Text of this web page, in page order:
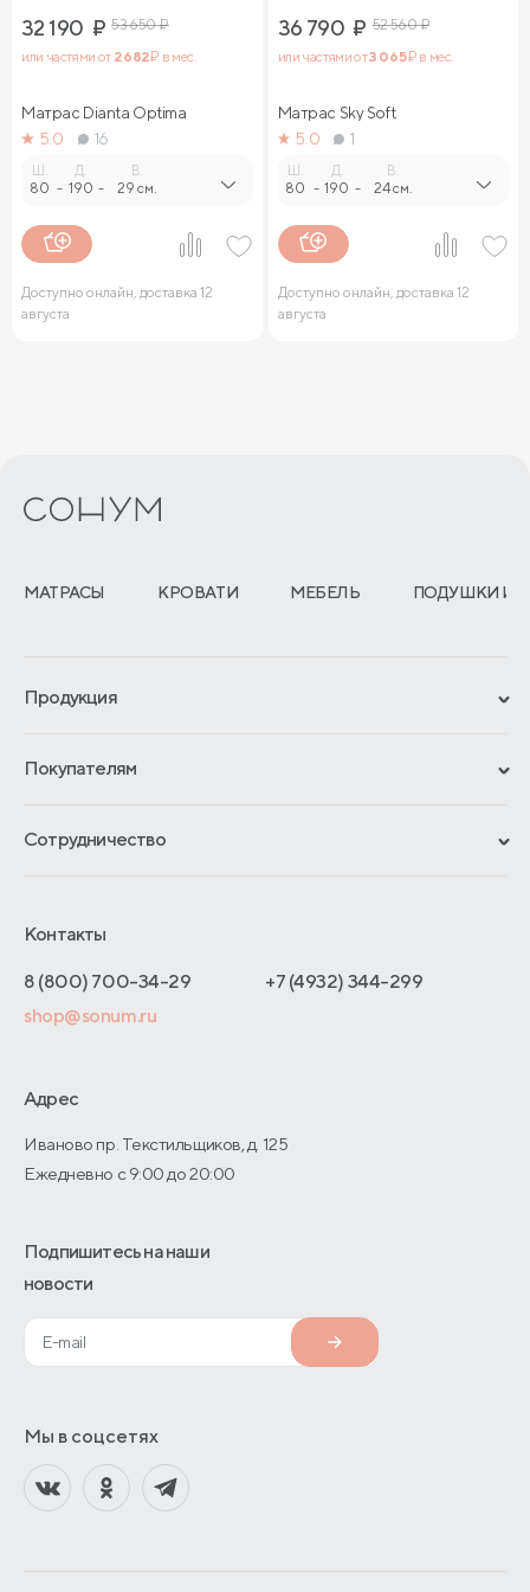
32 190 ₽ 53 650₽
или частями от 2 682₽ в мес.
Матрас Dianta Optima
5.0
16
80 -
Д.
190 -
В.
29 см.
Доступно онлайн, доставка 12
августа
36 790 ₽ 52 560₽
или частями от3 065₽ в мес.
Матрас Sky Soft
5.0
1
80 -
Д.
190 -
В.
24 см.
Доступно онлайн, доставка 12
августа
МАТРАСЫ КРОВАТИ МЕБЕЛЬ ПОДУШКИ И
Продукция
Гарантии
Отзывы покупателей
Покупателям
Обмен и возврат
Как оформить заказ
Адреса магазинов
Договор-оферты
Сотрудничество
Отельерам
Оптовые продажи
О производстве
Контакты
8 (800) 700-34-29
+7 (4932) 344-299
shop@sonum.ru
Адрес
Иваново пр. Текстильщиков, д. 125
Ежедневно с 9:00 до 20:00
Подпишитесь на наши
новости
Мы в соцсетях